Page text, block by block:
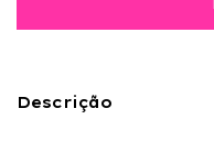
Descrição